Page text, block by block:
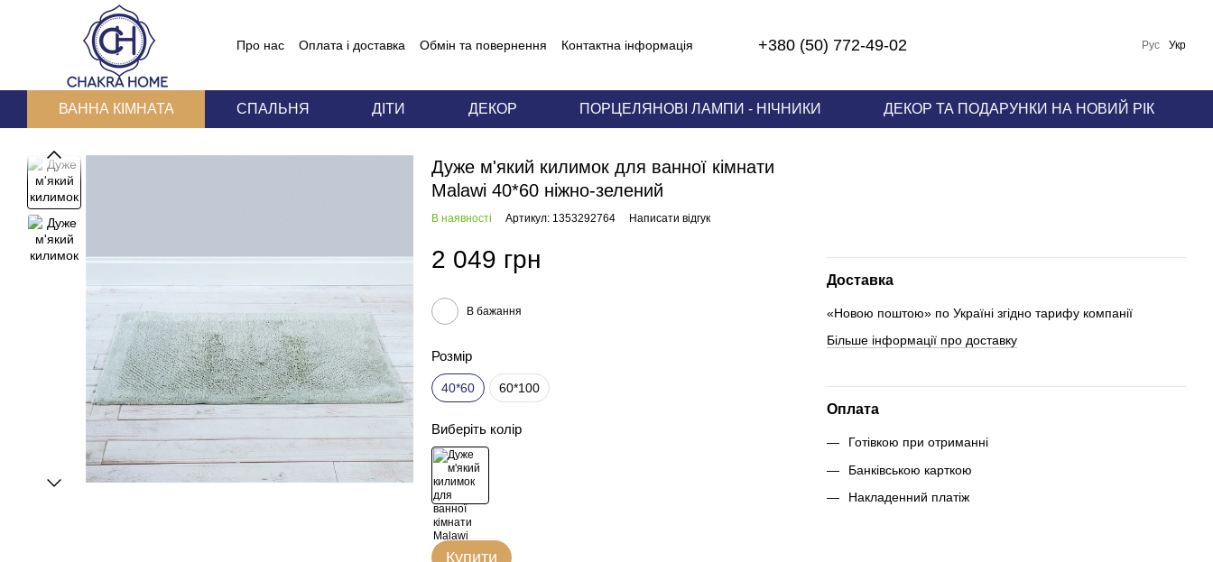
Перейти до основного контенту
Про нас Оплата і доставка Обмін та повернення
Контактна інформація
+380 (50) 772-49-02 Укр
Рус
ВАННА КІМНАТА СПАЛЬНЯ ДІТИ ДЕКОР ПОРЦЕЛЯНОВІ ЛАМПИ - НІЧНИКИ ДЕКОР ТА ПОДАРУНКИ НА НОВИЙ РІК
Дуже м'який килимок для ванної кімнати
Malawi 40*60 ніжно-зелений
В наявності Артикул: 1353292764 Написати відгук
2 049 грн
В бажання
Розмір
40*60 60*100
Виберіть колір
Купити
Доставка
«Новою поштою» по Україні згідно тарифу компанії
Більше інформації про доставку
Оплата
Готівкою при отриманні
Банківською карткою
Накладенний платіж